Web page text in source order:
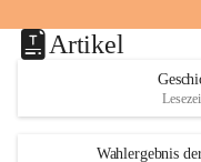
Artikel
Wahlergebnis